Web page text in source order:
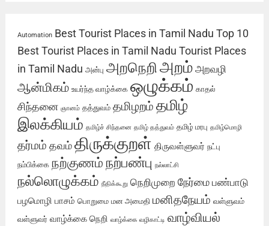
Automation Best Tourist Places in Tamil Nadu Top 10
Best Tourist Places in Tamil Nadu Tourist Places
in Tamil Nadu அன்பு அறநெறிஅறம் அறவழி
ஆன்மிகம் உயர்ந்த வாழ்க்கை ஒழுக்கம் காதல்
சிந்தனை ஞானம் தத்துவம் தமிழறம் தமிழ்
இலக்கியம் தமிழ்ச் சிந்தனை தமிழ் தத்துவம் தமிழ் மரபு தமிழ்மொழி
தர்மம் தவம்திருக்குறள் திருவள்ளுவர் நட்பு
நம்பிக்கை நற்குணம் நற்பண்பு நல்லாட்சி
நல்லொழுக்கம் நீதிக்கூறு நெறிமுறை நேர்மை பண்பாடு
பழமொழி பாசம் பொறுமை மன அமைதி மனிதநேயம் வள்ளுவம்
வள்ளுவர் வாழ்க்கை நெறி வாழ்க்கை வழிகாட்டி வாழ்வியல்